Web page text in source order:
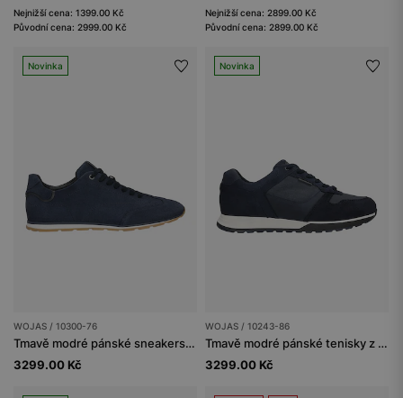
Nejnižší cena: 1399.00 Kč
Původní cena: 2999.00 Kč
Nejnižší cena: 2899.00 Kč
Původní cena: 2899.00 Kč
Novinka
WOJAS / 10300-76
Tmavě modré pánské sneakers na nízké podrážce
3299.00 Kč
Novinka
WOJAS / 10243-86
Tmavě modré pánské tenisky z kombinované kůže
3299.00 Kč